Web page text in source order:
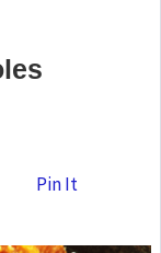
Pin It